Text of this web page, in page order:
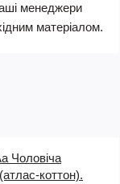
менеджери
матеріалом.
Чоловіча
коттон).